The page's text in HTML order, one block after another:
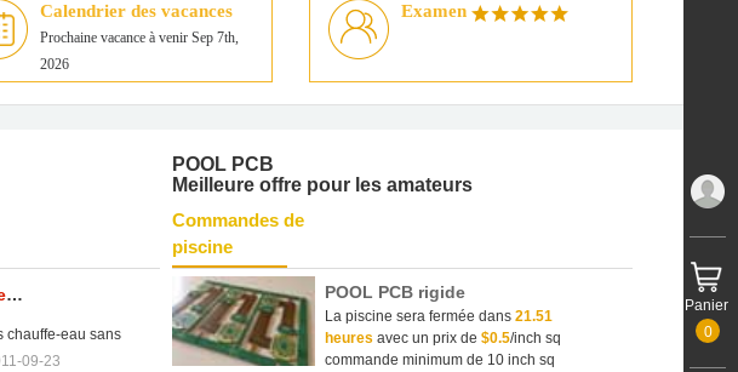
Panier
0
Calendrier des vacances
Prochaine vacance à venir Sep 7th,
2026
Examen
Cartes de circuits imprimés à Golden Phoenix Local News
chauffe-eau sans
09-23
POOL PCB
Meilleure offre pour les amateurs
Commandes de
piscine
POOL PCB rigide
La piscine sera fermée dans21.51
heures avec un prix de$0.5/inch sq
commande minimum de 10 inch sq